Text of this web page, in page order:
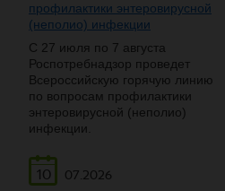
профилактики энтеровирусной
(неполио) инфекции
С 27 июля по 7 августа
Роспотребнадзор проведет
Всероссийскую горячую линию
по вопросам профилактики
энтеровирусной (неполио)
инфекции.
10
07.2026